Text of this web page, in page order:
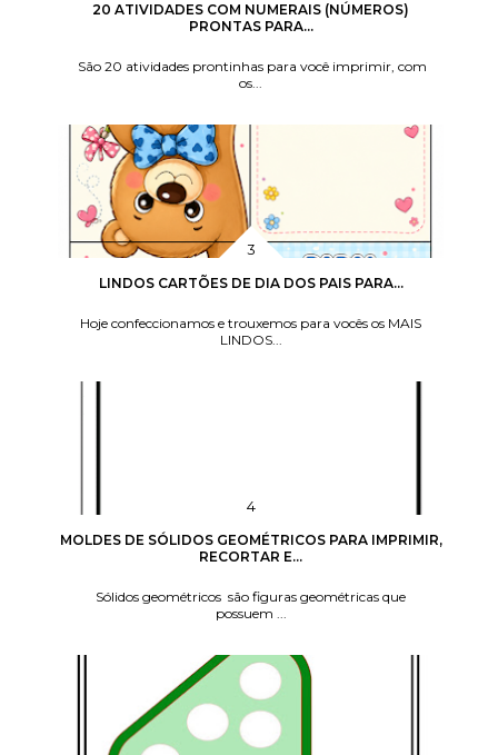
20 ATIVIDADES COM NUMERAIS (NÚMEROS)
PRONTAS PARA...
São 20 atividades prontinhas para você imprimir, com
os...
LINDOS CARTÕES DE DIA DOS PAIS PARA...
Hoje confeccionamos e trouxemos para vocês os MAIS
LINDOS...
MOLDES DE SÓLIDOS GEOMÉTRICOS PARA IMPRIMIR,
RECORTAR E...
Sólidos geométricos são figuras geométricas que
possuem ...